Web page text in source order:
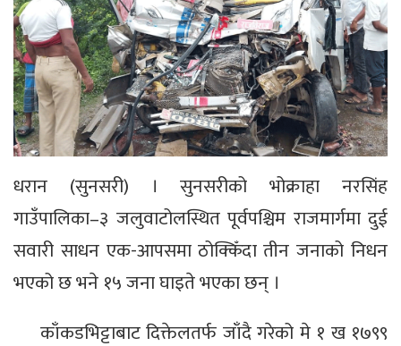
धरान (सुनसरी) । सुनसरीको भोक्राहा नरसिंह
गाउँपालिका–३ जलुवाटोलस्थित पूर्वपश्चिम राजमार्गमा दुई
सवारी साधन एक-आपसमा ठोक्किँदा तीन जनाको निधन
भएको छ भने १५ जना घाइते भएका छन् ।
काँकडभिट्टाबाट दिक्तेलतर्फ जाँदै गरेको मे १ ख १७९९